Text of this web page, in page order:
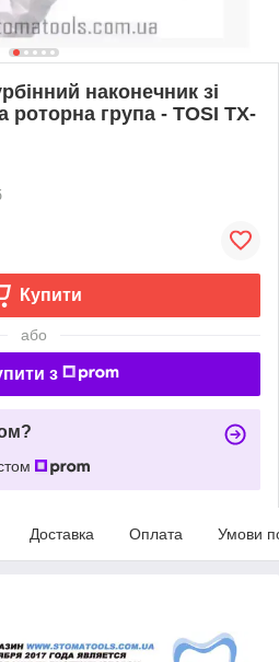
наконечник зі
роторна група - TOSI TX-
Купити
або
з
Доставка Оплата Умови